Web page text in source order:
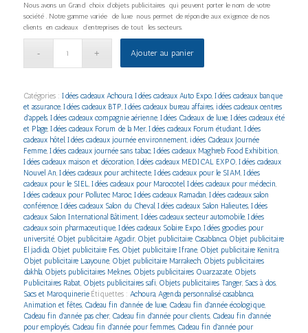
Nous avons un Grand choix d’objets publicitaires qui peuvent porter le nom de votre
société . Notre gamme variée de luxe nous permet de répondre aux exigence de nos
clients en cadeaux d’entreprises de tout les secteurs.
Ajouter au panier
Catégories : Idées cadeaux Achoura, Idées cadeaux Auto Expo, Idées cadeaux banque
et assurance, Idées cadeaux BTP, Idées cadeaux bureau affaires, idées cadeaux centres
d'appels, Idées cadeaux compagnie aérienne, Idées Cadeaux de luxe, Idées cadeaux été
et Plage, Idées cadeaux Forum de la Mer, Idées cadeaux Forum étudiant, Idées
cadeaux hôtel, Idées cadeaux journée environnement, idées Cadeaux Journée
Femme, Idées cadeaux journée sans tabac, Idées cadeaux Maghreb Food Exhibition,
Idées cadeaux maison et décoration, Idées cadeaux MEDICAL EXPO, Idées cadeaux
Nouvel An, Idées cadeaux pour architecte, Idées cadeaux pour le SIAM, Idées
cadeaux pour le SIEL, Idées cadeaux pour Marocotel, Idées cadeaux pour médecin,
Idées cadeaux pour Pollutec Maroc, Idées cadeaux Ramadan, Idées cadeaux salon
conférence, Idées cadeaux Salon du Cheval, Idées cadeaux Salon Halieutes, Idées
cadeaux Salon International Bâtiment, Idées cadeaux secteur automobile, Idées
cadeaux soin pharmaceutique, Idées cadeaux Solaire Expo, Idées goodies pour
université, Objet publicitaire Agadir, Objet publicitaire Casablanca, Objet publicitaire
El jadida, Objet publicitaire Fes, Objet publicitaire Ifrane, Objet publicitaire Kenitra,
Objet publicitaire Laayoune, Objet publicitaire Marrakech, Objets publicitaires
dakhla, Objets publicitaires Meknes, Objets publicitaires Ouarzazate, Objets
Publicitaires Rabat, Objets publicitaires safi, Objets publicitaires Tanger, Sacs à dos,
Sacs et Maroquinerie Étiquettes : Achoura, Agenda personnalisé casablanca,
Animation et fêtes, Cadeau fin d'année de luxe, Cadeau fin d'année écologique,
Cadeau fin d'année pas cher, Cadeau fin d'année pour clients, Cadeau fin d'année
pour employés, Cadeau fin d'année pour femmes, Cadeau fin d'année pour